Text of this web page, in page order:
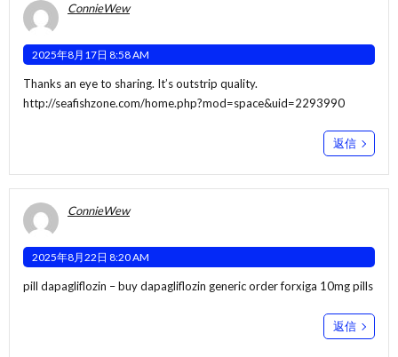
ConnieWew
2025年8月17日 8:58 AM
Thanks an eye to sharing. It’s outstrip quality.
http://seafishzone.com/home.php?mod=space&uid=2293990
返信
ConnieWew
2025年8月22日 8:20 AM
pill dapagliflozin –buy dapagliflozin genericorder forxiga 10mg pills
返信